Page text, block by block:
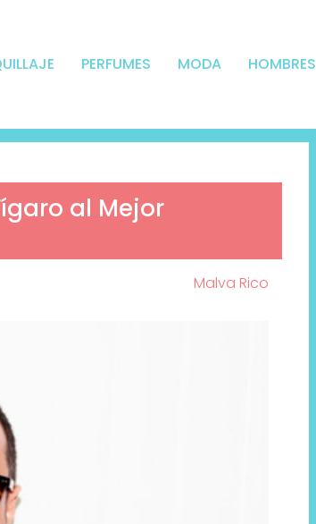
PERFUMES MODA HOMBRES
al Mejor
Malva Rico